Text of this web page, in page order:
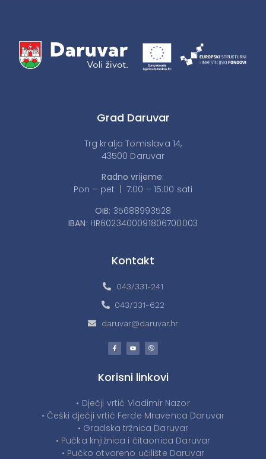
Grad Daruvar
Trg kralja Tomislava 14,
43500 Daruvar
Radno vrijeme:
Pon – pet | 7:00 – 15:00 sati
OIB: 35688993528
IBAN: HR6023400091806700003
Kontakt
043/331-241
043/331-622
daruvar@daruvar.hr
Korisni linkovi
• Dječji vrtić Vladimir Nazor
• Češki dječji vrtić Ferde Mravenca Daruvar
• Gradska tržnica Daruvar
• Pučka knjižnica i čitaonica Daruvar
• Pučko otvoreno učilište Daruvar